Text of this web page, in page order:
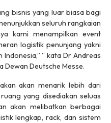
bisnis yang luar biasa bagi
seluruh rangkaian
kami menampilkan event
logistik penunjang yakni
” kata Dr Andreas
Deutsche Messe.
akan menarik lebih dari
yang disediakan seluas
akan melibatkan berbagai
lengkap, rack, dan sistem